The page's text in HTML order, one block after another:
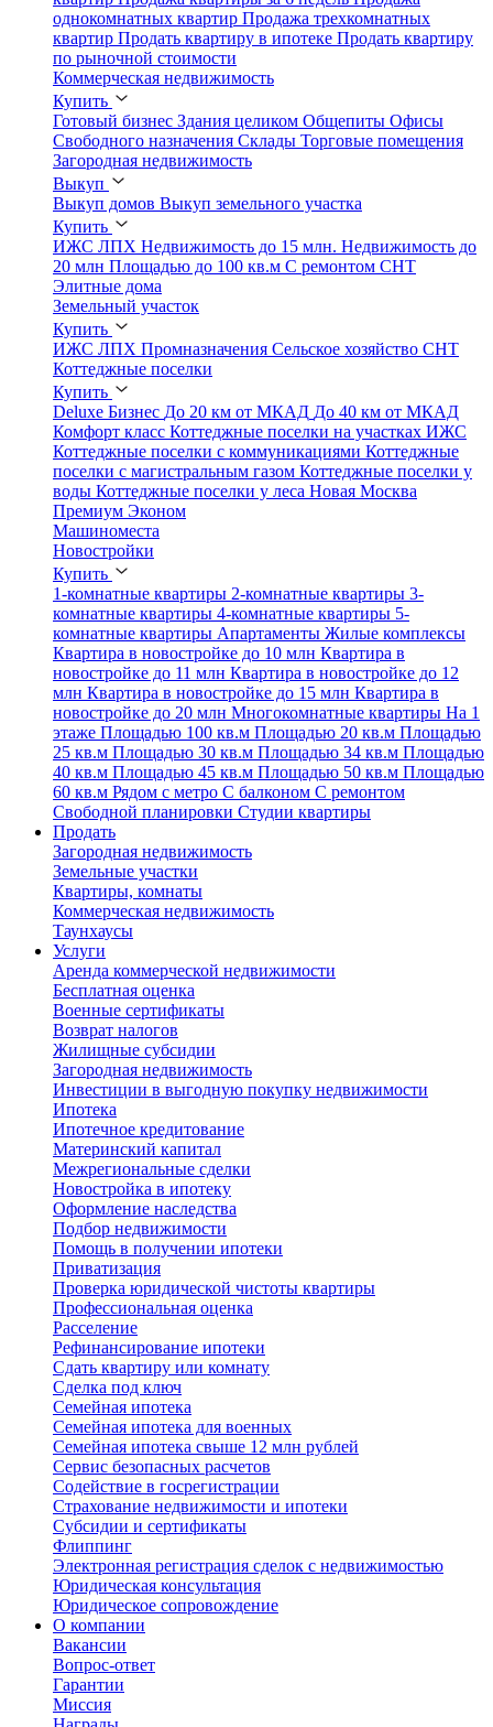
однокомнатных квартир Продажа трехкомнатных
квартир Продать квартиру в ипотеке Продать квартиру
по рыночной стоимости
Коммерческая недвижимость
Купить
Готовый бизнес Здания целиком Общепиты Офисы
Свободного назначения Склады Торговые помещения
Загородная недвижимость
Выкуп
Выкуп домов Выкуп земельного участка
Купить
ИЖС ЛПХ Недвижимость до 15 млн. Недвижимость до
20 млн Площадью до 100 кв.м С ремонтом СНТ
Элитные дома
Земельный участок
Купить
ИЖС ЛПХ Промназначения Сельское хозяйство СНТ
Коттеджные поселки
Купить
Deluxe Бизнес До 20 км от МКАД До 40 км от МКАД
Комфорт класс Коттеджные поселки на участках ИЖС
Коттеджные поселки с коммуникациями Коттеджные
поселки с магистральным газом Коттеджные поселки у
воды Коттеджные поселки у леса Новая Москва
Премиум Эконом
Машиноместа
Новостройки
Купить
1-комнатные квартиры 2-комнатные квартиры 3-
комнатные квартиры 4-комнатные квартиры 5-
комнатные квартиры Апартаменты Жилые комплексы
Квартира в новостройке до 10 млн Квартира в
новостройке до 11 млн Квартира в новостройке до 12
млн Квартира в новостройке до 15 млн Квартира в
новостройке до 20 млн Многокомнатные квартиры На 1
этаже Площадью 100 кв.м Площадью 20 кв.м Площадью
25 кв.м Площадью 30 кв.м Площадью 34 кв.м Площадью
40 кв.м Площадью 45 кв.м Площадью 50 кв.м Площадью
60 кв.м Рядом с метро С балконом С ремонтом
Свободной планировки Студии квартиры
Продать
Загородная недвижимость
Земельные участки
Квартиры, комнаты
Коммерческая недвижимость
Таунхаусы
Услуги
Аренда коммерческой недвижимости
Бесплатная оценка
Военные сертификаты
Возврат налогов
Жилищные субсидии
Загородная недвижимость
Инвестиции в выгодную покупку недвижимости
Ипотека
Ипотечное кредитование
Материнский капитал
Межрегиональные сделки
Новостройка в ипотеку
Оформление наследства
Подбор недвижимости
Помощь в получении ипотеки
Приватизация
Проверка юридической чистоты квартиры
Профессиональная оценка
Расселение
Рефинансирование ипотеки
Сдать квартиру или комнату
Сделка под ключ
Семейная ипотека
Семейная ипотека для военных
Семейная ипотека свыше 12 млн рублей
Сервис безопасных расчетов
Содействие в госрегистрации
Страхование недвижимости и ипотеки
Субсидии и сертификаты
Флиппинг
Электронная регистрация сделок с недвижимостью
Юридическая консультация
Юридическое сопровождение
О компании
Вакансии
Вопрос-ответ
Гарантии
Миссия